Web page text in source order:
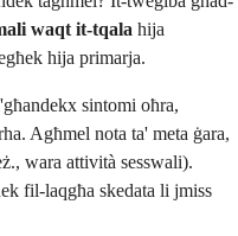
waqt it-tqala hija
hija primarja.
sintomi oħra,
Agħmel nota ta' meta ġara,
wara attività sesswali).
fil-laqgħa skedata li jmiss